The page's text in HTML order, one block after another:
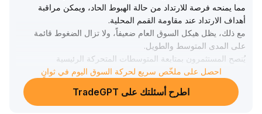
مما يمنحه فرصة للارتداد من حالة الهبوط الحاد، ويمكن مراقبة
أهداف الارتداد عند مقاومة القمم المحلية.
مع ذلك، يظل هيكل السوق العام ضعيفاً، ولا تزال الضغوط قائمة
على المدى المتوسط والطويل.
يُنصح المستثمرون بمتابعة المتوسطات المتحركة الرئيسية
ومستويات الضغط في النطاق (وفي حالة الفشل في الاختراق،
يُتوقع ضعف الارتداد)، وضبط المراكز بشكل مرن، وتفضيل
إستراتيجية البيع والشراء بالقرب من حدود النطاق، وسيطرة على
احصل على ملخّص سريع لحركة السوق اليوم في ثوانٍ
اطرح أسئلتك على TradeGPT